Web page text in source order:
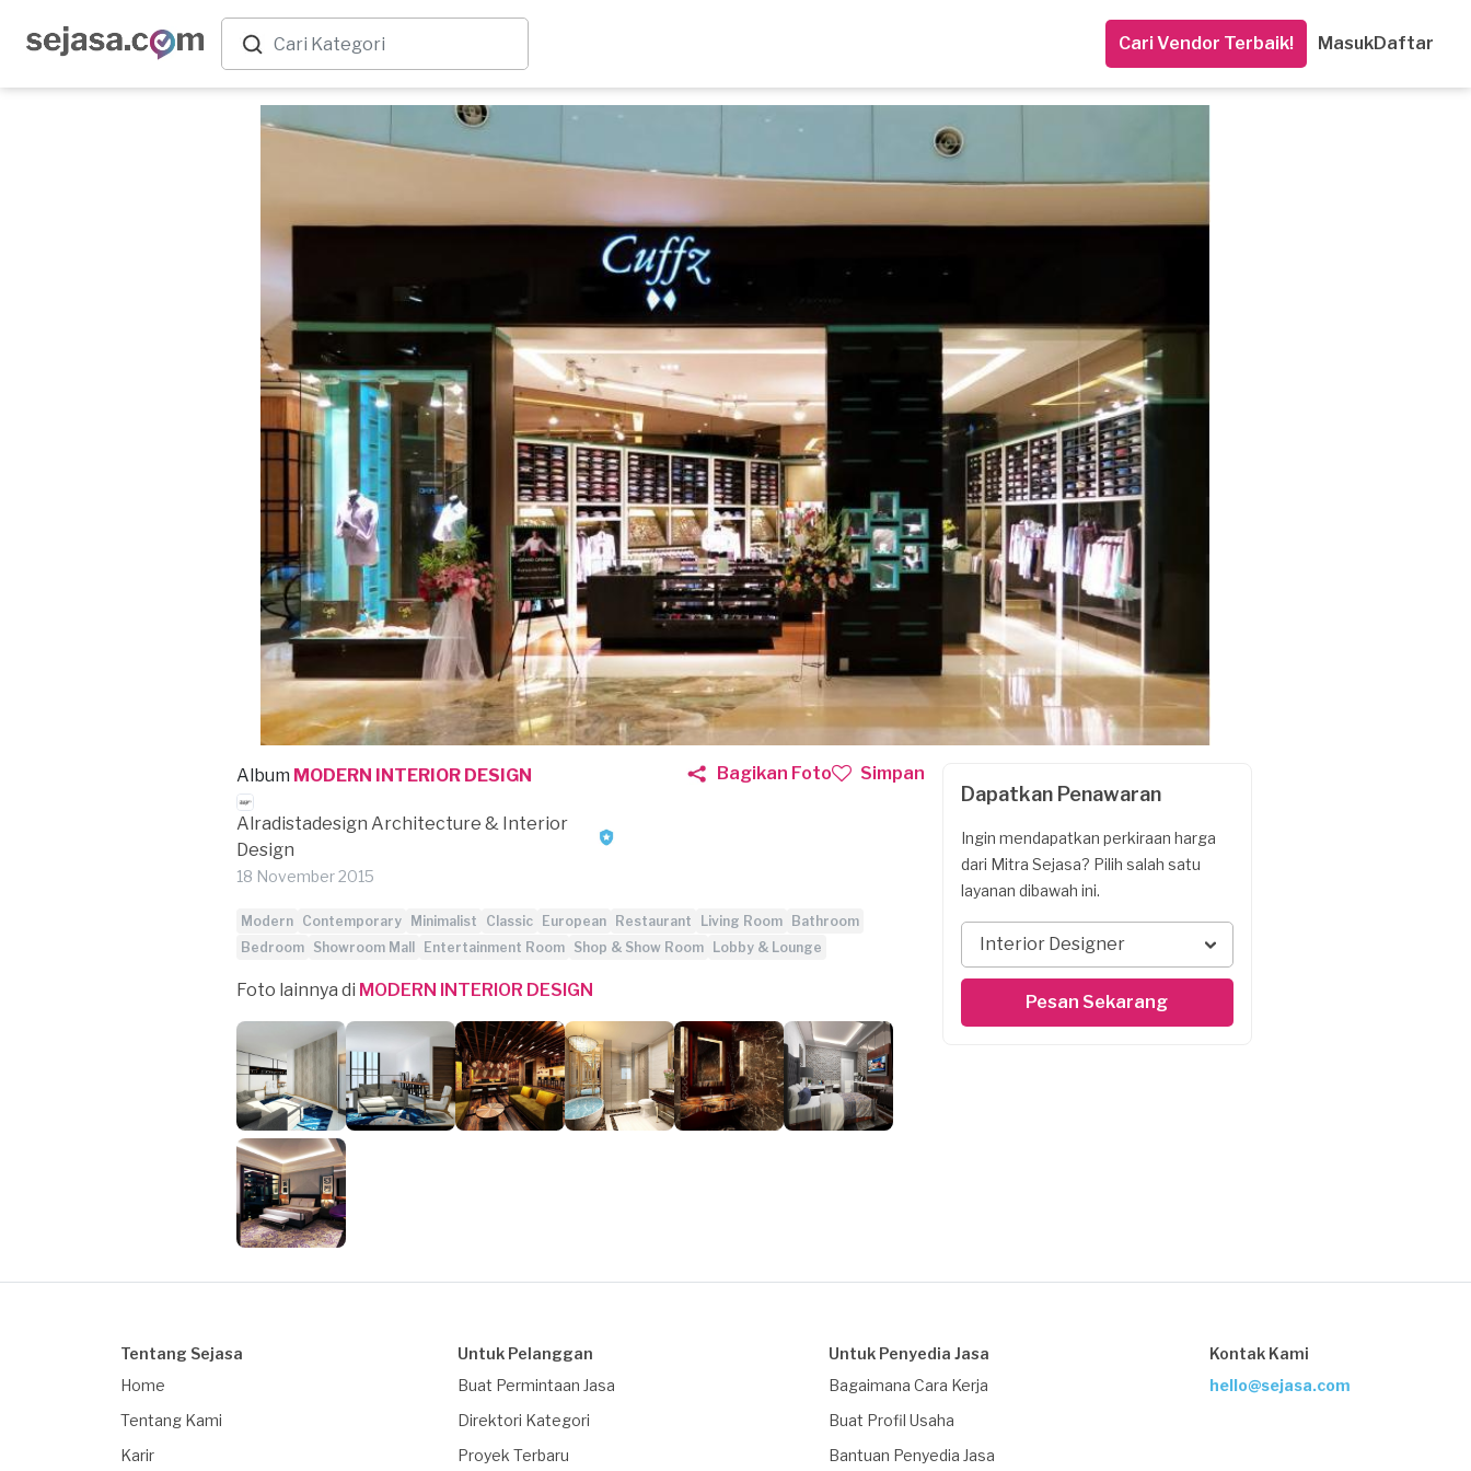
Cari Vendor Terbaik! MasukDaftar
Album MODERN INTERIOR DESIGN
Alradistadesign Architecture & Interior
Design
18 November 2015
Bagikan Foto Simpan
Modern Contemporary Minimalist Classic European Restaurant Living Room
Bathroom
Bedroom Showroom Mall Entertainment Room Shop & Show Room Lobby & Lounge
Foto lainnya di MODERN INTERIOR DESIGN
Dapatkan Penawaran
Ingin mendapatkan perkiraan harga
dari Mitra Sejasa? Pilih salah satu
layanan dibawah ini.
Interior Designer
Pesan Sekarang
Tentang Sejasa
Home
Tentang Kami
Karir
Untuk Pelanggan
Buat Permintaan Jasa
Direktori Kategori
Proyek Terbaru
Untuk Penyedia Jasa
Bagaimana Cara Kerja
Buat Profil Usaha
Bantuan Penyedia Jasa
Kontak Kami
hello@sejasa.com